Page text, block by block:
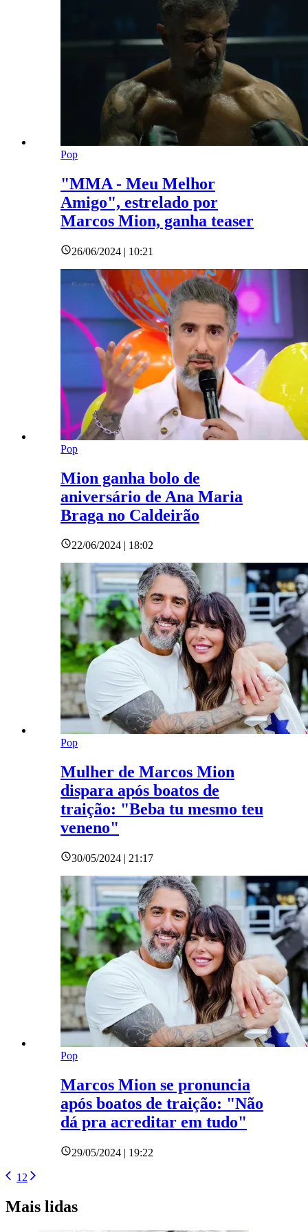
Pop
"MMA - Meu Melhor
Amigo", estrelado por
Marcos Mion, ganha teaser
26/06/2024 | 10:21
Pop
Mion ganha bolo de
aniversário de Ana Maria
Braga no Caldeirão
22/06/2024 | 18:02
Pop
Mulher de Marcos Mion
dispara após boatos de
traição: "Beba tu mesmo teu
veneno"
30/05/2024 | 21:17
Pop
Marcos Mion se pronuncia
após boatos de traição: "Não
dá pra acreditar em tudo"
29/05/2024 | 19:22
1 2
Mais lidas